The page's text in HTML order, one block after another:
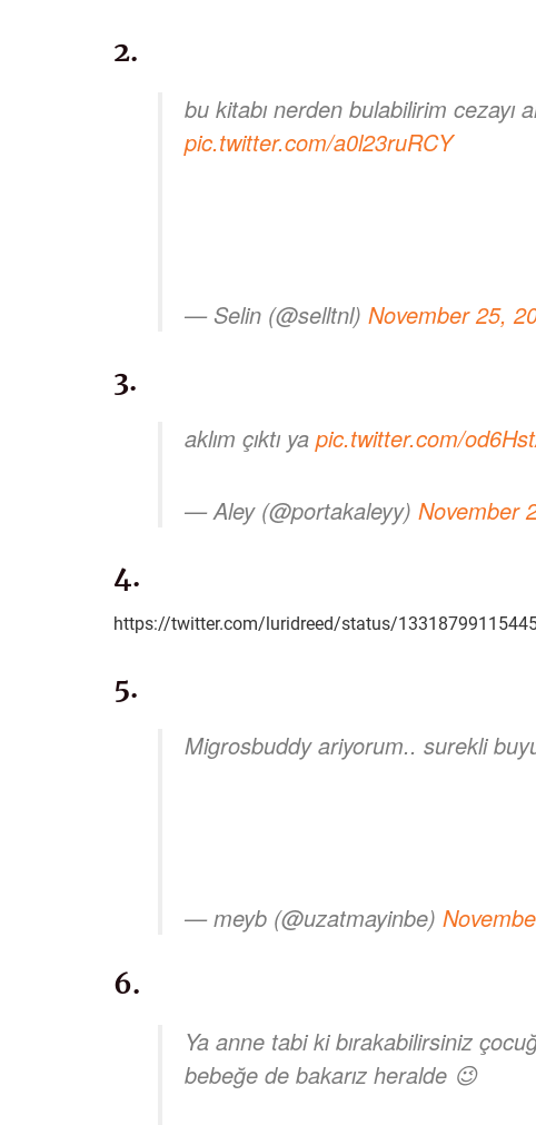
2.
bu kitabı nerden bulabilirim cezayı
pic.twitter.com/a0l23ruRCY
— Selin (@selltnl) November 25,
3.
aklım çıktı ya pic.twitter.com/
— Aley (@portakaleyy) November
4.
https://twitter.com/luridreed/status/
5.
Migrosbuddy ariyorum.. surekli
— meyb (@uzatmayinbe)
6.
Ya anne tabi ki bırakabilirsiniz
bebeğe de bakarız heralde 😉